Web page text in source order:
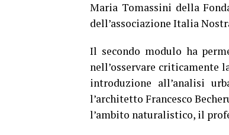
Maria Tomassini della
dell’associazione Italia
Il secondo modulo ha
nell’osservare criticamente
introduzione all’analisi
l’architetto Francesco
l’ambito naturalistico, il